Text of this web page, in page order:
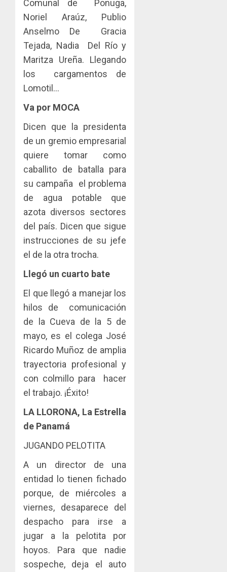
Comunal de Ponuga,
Noriel Araúz, Publio
Anselmo De Gracia
Tejada, Nadia Del Río y
Maritza Ureña. Llegando
los cargamentos de
Lomotil…
Va por MOCA
Dicen que la presidenta
de un gremio empresarial
quiere tomar como
caballito de batalla para
su campaña el problema
de agua potable que
azota diversos sectores
del país. Dicen que sigue
instrucciones de su jefe
el de la otra trocha.
Llegó un cuarto bate
El que llegó a manejar los
hilos de comunicación
de la Cueva de la 5 de
mayo, es el colega José
Ricardo Muñoz de amplia
trayectoria profesional y
con colmillo para hacer
el trabajo. ¡Éxito!
LA LLORONA, La Estrella
de Panamá
JUGANDO PELOTITA
A un director de una
entidad lo tienen fichado
porque, de miércoles a
viernes, desaparece del
despacho para irse a
jugar a la pelotita por
hoyos. Para que nadie
sospeche, deja el auto